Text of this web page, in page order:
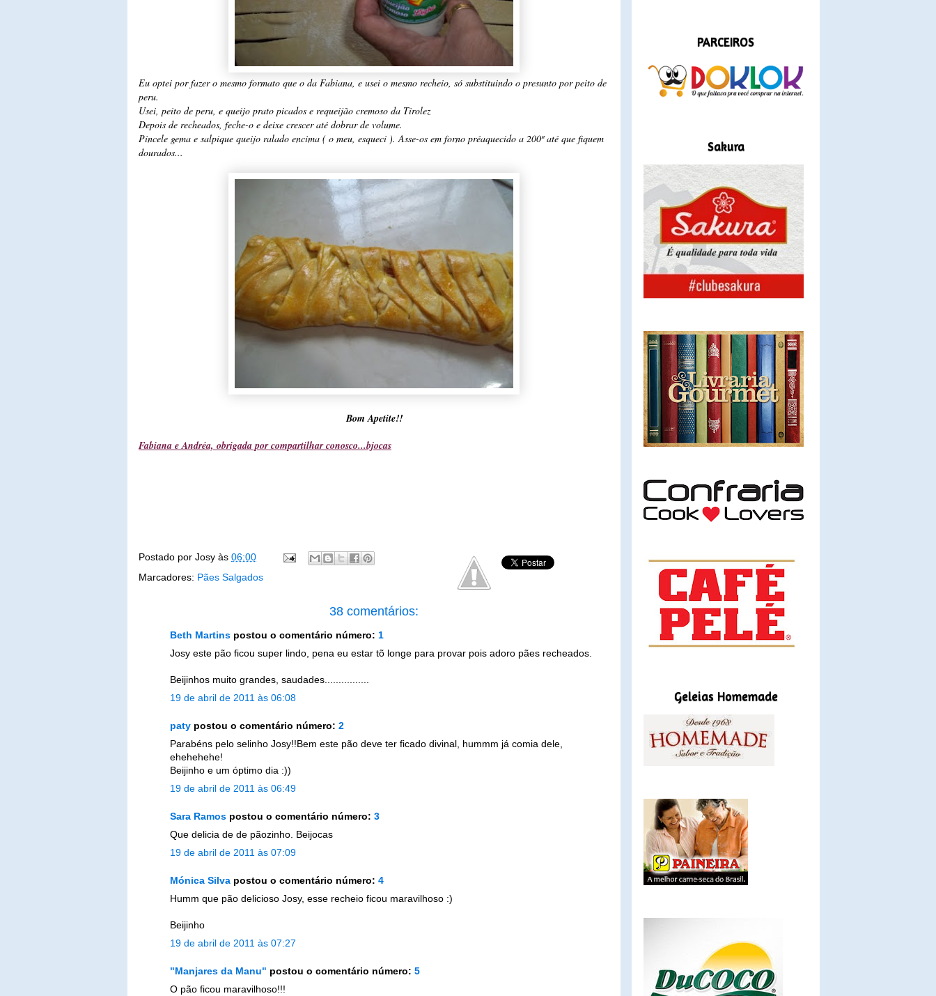
Eu optei por fazer o mesmo formato que o da Fabiana, e usei o mesmo recheio, só substituindo o presunto por peito de
peru.
Usei, peito de peru, e queijo prato picados e requeijão cremoso da Tirolez
Depois de recheados, feche-o e deixe crescer até dobrar de volume.
Pincele gema e salpique queijo ralado encima ( o meu, esqueci ). Asse-os em forno préaquecido a 200º até que fiquem
dourados...
Bom Apetite!!
Fabiana e Andréa, obrigada por compartilhar conosco...bjocas
Postado por Josy às 06:00
Marcadores: Pães Salgados
38 comentários:
Beth Martins postou o comentário número: 1
Josy este pão ficou super lindo, pena eu estar tõ longe para provar pois adoro pães recheados.
Beijinhos muito grandes, saudades................
19 de abril de 2011 às 06:08
paty postou o comentário número: 2
Parabéns pelo selinho Josy!!Bem este pão deve ter ficado divinal, hummm já comia dele,
ehehehehe!
Beijinho e um óptimo dia :))
19 de abril de 2011 às 06:49
Sara Ramos postou o comentário número: 3
Que delicia de de pãozinho. Beijocas
19 de abril de 2011 às 07:09
Mónica Silva postou o comentário número: 4
Humm que pão delicioso Josy, esse recheio ficou maravilhoso :)
Beijinho
19 de abril de 2011 às 07:27
"Manjares da Manu" postou o comentário número: 5
O pão ficou maravilhoso!!!
PARCEIROS
Sakura
Geleias Homemade